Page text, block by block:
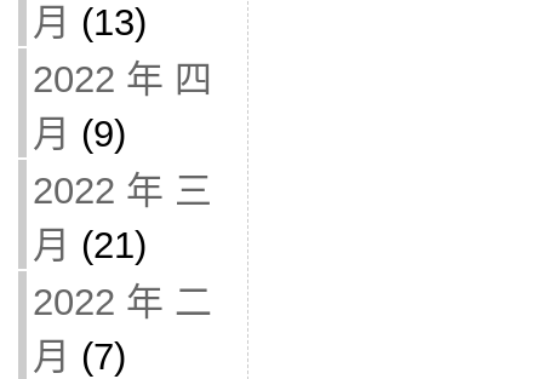
月 (13)
2022 年 四
月 (9)
2022 年 三
月 (21)
2022 年 二
月 (7)